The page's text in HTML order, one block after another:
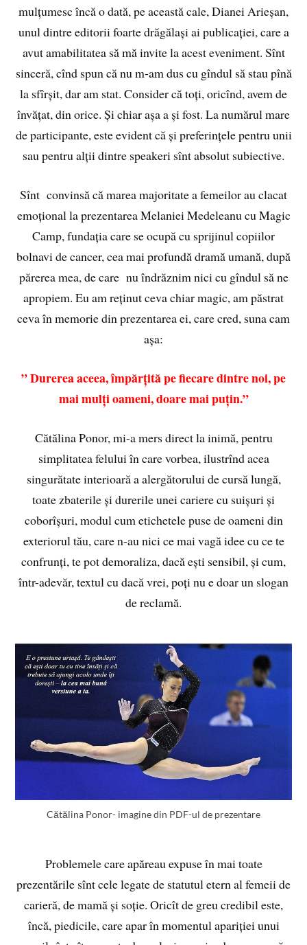
mulțumesc încă o dată, pe această cale, Dianei Arieșan,
unul dintre editorii foarte drăgălași ai publicației, care a
avut amabilitatea să mă invite la acest eveniment. Sînt
sinceră, cînd spun că nu m-am dus cu gîndul să stau pînă
la sfîrșit, dar am stat. Consider că toți, oricînd, avem de
învățat, din orice. Și chiar așa a și fost. La numărul mare
de participante, este evident că și preferințele pentru unii
sau pentru alții dintre speakeri sînt absolut subiective.
Sînt convinsă că marea majoritate a femeilor au clacat
emoțional la prezentarea Melaniei Medeleanu cu Magic
Camp, fundația care se ocupă cu sprijinul copiilor
bolnavi de cancer, cea mai profundă dramă umană, după
părerea mea, de care nu îndrăznim nici cu gîndul să ne
apropiem. Eu am reținut ceva chiar magic, am păstrat
ceva în memorie din prezentarea ei, care cred, suna cam
așa:
” Durerea aceea, împărțită pe fiecare dintre noi, pe
mai mulți oameni, doare mai puțin.”
Cătălina Ponor, mi-a mers direct la inimă, pentru
simplitatea felului în care vorbea, ilustrînd acea
singurătate interioară a alergătorului de cursă lungă,
toate zbaterile și durerile unei cariere cu suișuri și
coborîșuri, modul cum etichetele puse de oameni din
exteriorul tău, care n-au nici ce mai vagă idee cu ce te
confrunți, te pot demoraliza, dacă ești sensibil, și cum,
într-adevăr, textul cu dacă vrei, poți nu e doar un slogan
de reclamă.
Cătălina Ponor- imagine din PDF-ul de prezentare
Problemele care apăreau expuse în mai toate
prezentările sînt cele legate de statutul etern al femeii de
carieră, de mamă și soție. Oricît de greu credibil este,
încă, piedicile, care apar în momentul apariției unui